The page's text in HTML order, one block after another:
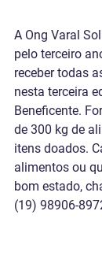
A Ong Varal
pelo terceiro
receber todas
nesta terceira
Beneficente.
de 300 kg de
itens doados.
alimentos ou
bom estado,
(19) 98906-